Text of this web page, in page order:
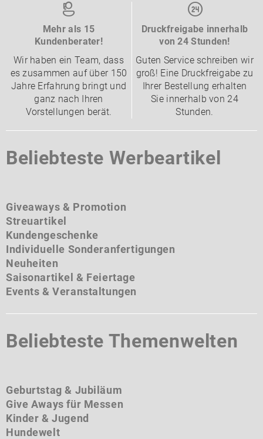
Mehr als 15
Kundenberater!
Wir haben ein Team, dass
es zusammen auf über 150
Jahre Erfahrung bringt und
ganz nach Ihren
Vorstellungen berät.
Druckfreigabe innerhalb
von 24 Stunden!
Guten Service schreiben wir
groß! Eine Druckfreigabe zu
Ihrer Bestellung erhalten
Sie innerhalb von 24
Stunden.
Beliebteste Werbeartikel
Giveaways & Promotion
Streuartikel
Kundengeschenke
Individuelle Sonderanfertigungen
Neuheiten
Saisonartikel & Feiertage
Events & Veranstaltungen
Beliebteste Themenwelten
Geburtstag & Jubiläum
Give Aways für Messen
Kinder & Jugend
Hundewelt